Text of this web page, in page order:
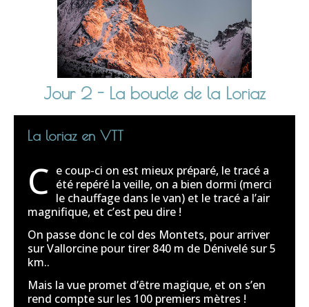
Jour 2 - La boucle de la Loriaz
La loriaz en VTT
C e coup-ci on est mieux préparé, le tracé a
été repéré la veille, on a bien dormi (merci
le chauffage dans le van) et le tracé a l’air
magnifique, et c’est peu dire !
On passe donc le col des Montets, pour arriver
sur Vallorcine pour tirer 840 m de Dénivelé sur 5
km..
Mais la vue promet d’être magique, et on s’en
rend compte sur les 100 premiers mètres !